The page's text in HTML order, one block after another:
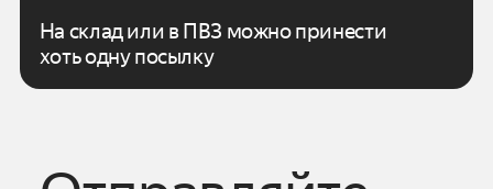
На склад или в ПВЗ можно принести
хоть одну посылку